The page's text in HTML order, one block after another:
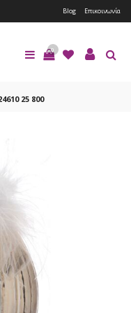
Blog Επικοινωνία
0
25 800